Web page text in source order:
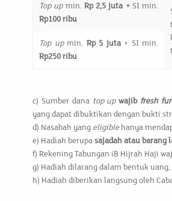
Top up min. Rp 2,5 juta +SI min.
Rp100 ribu
Top up min. Rp 5 juta+ SI min.
Rp250 ribu
c) Sumber dana top upwajib fresh
yang dapat dibuktikan dengan bukti
d) Nasabah yang eligible hanya
e) Hadiah berupasajadah atau barang
f) Rekening Tabungan iB Hijrah Haji
g) Hadiah dilarang dalam bentuk uang,
h) Hadiah diberikan langsung oleh